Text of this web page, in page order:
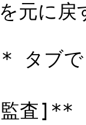
元に
ブで
]**